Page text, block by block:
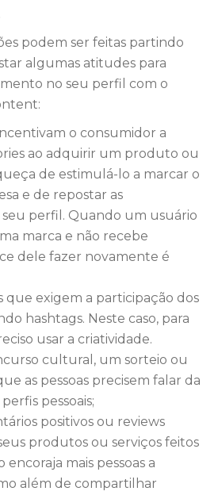
podem ser feitas partindo
algumas atitudes para
no seu perfil com o
o consumidor a
ao adquirir um produto ou
de estimulá-lo a marcar o
e de repostar as
perfil. Quando um usuário
marca e não recebe
dele fazer novamente é
que exigem a participação dos
hashtags. Neste caso, para
usar a criatividade.
cultural, um sorteio ou
as pessoas precisem falar da
pessoais;
positivos ou reviews
produtos ou serviços feitos
encoraja mais pessoas a
além de compartilhar